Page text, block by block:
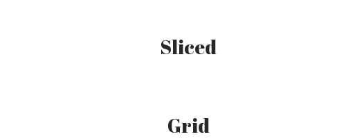
Sliced
Grid